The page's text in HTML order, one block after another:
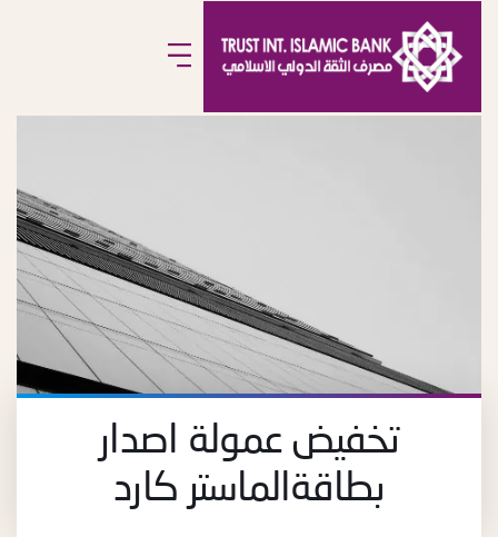
تخفيض عمولة اصدار
بطاقةالماستر كارد